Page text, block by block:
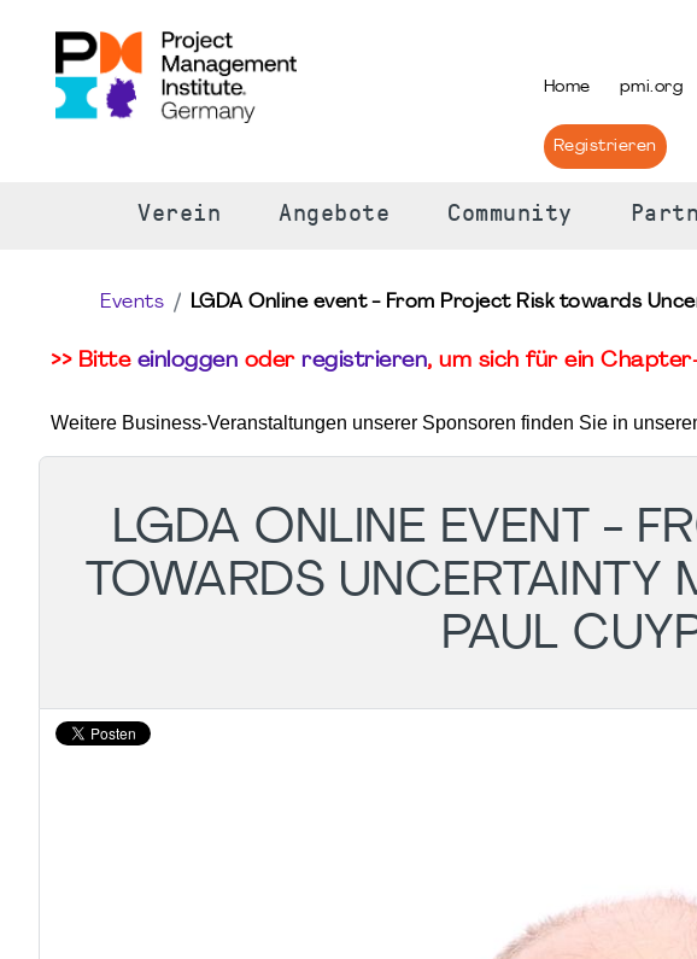
Home pmi.org
Registrieren
Verein Angebote Community
Events LGDA Online event - From Project Risk towards
>> Bitte einloggen oder registrieren, um sich für ein
Weitere Business-Veranstaltungen unserer Sponsoren finden Sie in
LGDA ONLINE EVENT -
TOWARDS UNCERTAINTY
PAUL